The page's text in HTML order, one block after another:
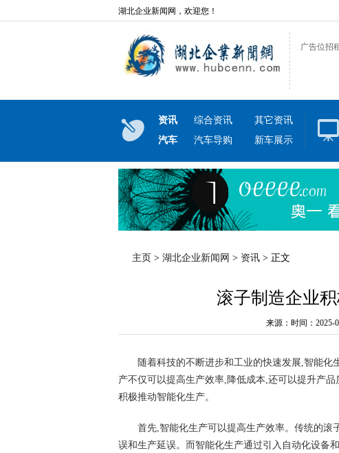
湖北企业新闻网，欢迎您！
广告位招
资讯 综合资讯
其它资讯
汽车
汽车导购 新车展示
主页 > 湖北企业新闻网 > 资讯 > 正文
滚子制造企业
来源：时间：2025-
随着科技的不断进步和工业的快速发展,智能
产不仅可以提高生产效率,降低成本,还可以提升产
积极推动智能化生产。
首先,智能化生产可以提高生产效率。传统的
误和生产延误。而智能化生产通过引入自动化设备